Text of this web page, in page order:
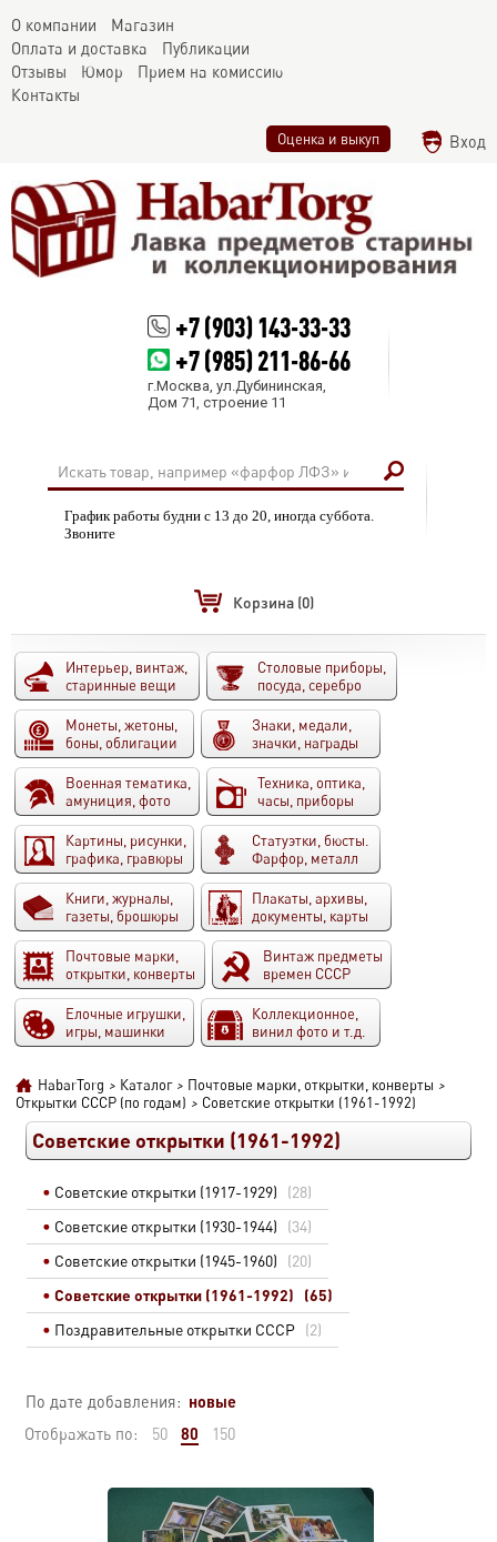
О компании
Магазин
Оплата и доставка
Публикации
Отзывы
Юмор
Прием на комиссию
Контакты
Оценка и выкуп Вход
+7 (903) 143-33-33
+7 (985) 211-86-66
г.Москва, ул.Дубининская,
Дом 71, строение 11
График работы будни с 13 до 20, иногда суббота.
Звоните
Корзина (0)
Интерьер, винтаж,
старинные вещи
Столовые приборы,
посуда, серебро
Монеты, жетоны,
боны, облигации
Знаки, медали,
значки, награды
Военная тематика,
амуниция, фото
Техника, оптика,
часы, приборы
Картины, рисунки,
графика, гравюры
Статуэтки, бюсты.
Фарфор, металл
Книги, журналы,
газеты, брошюры
Плакаты, архивы,
документы, карты
Почтовые марки,
открытки, конверты
Винтаж предметы
времен СССР
Елочные игрушки,
игры, машинки
Коллекционное,
винил фото и т.д.
HabarTorg > Каталог > Почтовые марки, открытки, конверты >
Открытки СССР (по годам) > Советские открытки (1961-1992)
Советские открытки (1961-1992)
Советские открытки (1917-1929)
(28)
Советские открытки (1930-1944)
(34)
Советские открытки (1945-1960)
(20)
Советские открытки (1961-1992)
(65)
Поздравительные открытки СССР (2)
По дате добавления: новые
Отображать по: 50 80 150